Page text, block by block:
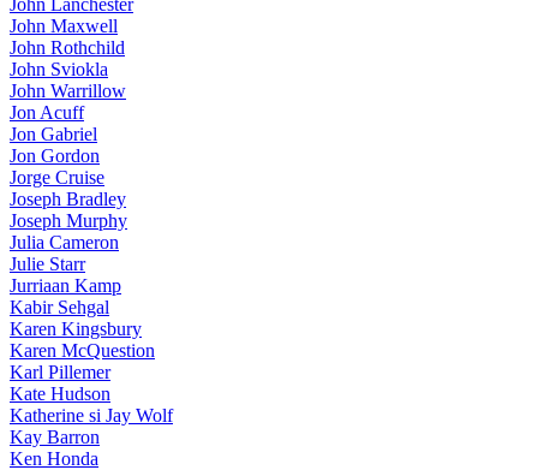
John Lanchester
John Maxwell
John Rothchild
John Sviokla
John Warrillow
Jon Acuff
Jon Gabriel
Jon Gordon
Jorge Cruise
Joseph Bradley
Joseph Murphy
Julia Cameron
Julie Starr
Jurriaan Kamp
Kabir Sehgal
Karen Kingsbury
Karen McQuestion
Karl Pillemer
Kate Hudson
Katherine si Jay Wolf
Kay Barron
Ken Honda